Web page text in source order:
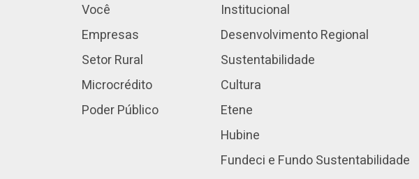
Você
Empresas
Setor Rural
Microcrédito
Poder Público
Institucional
Desenvolvimento Regional
Sustentabilidade
Cultura
Etene
Hubine
Fundeci e Fundo Sustentabilidade